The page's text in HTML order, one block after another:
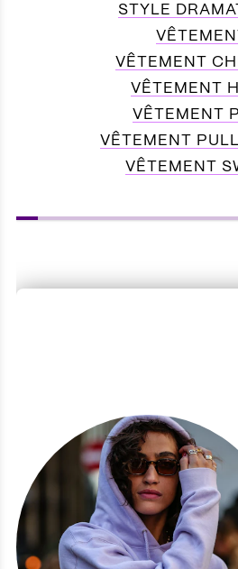
STYLE
VÊTEMENT
VÊTEMENT
VÊTEMENT
VÊTEMENT
VÊTEMENT